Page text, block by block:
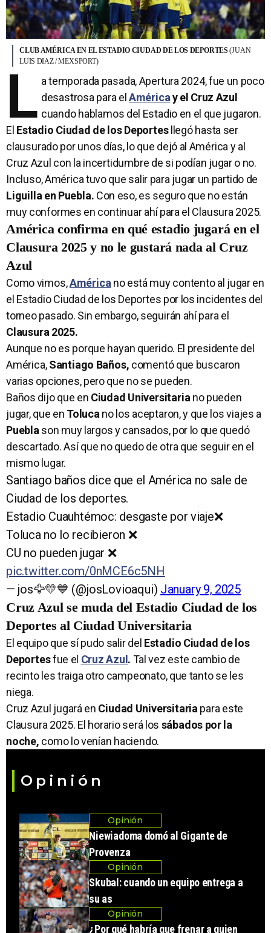
CLUB AMÉRICA EN EL ESTADIO CIUDAD DE LOS DEPORTES(JUAN
LUIS DIAZ / MEXSPORT)
L a temporada pasada, Apertura 2024, fue un poco
desastrosa para el Américay el Cruz Azul
cuando hablamos del Estadio en el que jugaron.
El Estadio Ciudad de los Deportes llegó hasta ser
clausurado por unos días, lo que dejó al América y al
Cruz Azul con la incertidumbre de si podían jugar o no.
Incluso, América tuvo que salir para jugar un partido de
Liguilla en Puebla. Con eso, es seguro que no están
muy conformes en continuar ahí para el Clausura 2025.
América confirma en qué estadio jugará en el
Clausura 2025 y no le gustará nada al Cruz
Azul
Como vimos,Américano está muy contento al jugar en
el Estadio Ciudad de los Deportes por los incidentes del
torneo pasado. Sin embargo, seguirán ahí para el
Clausura 2025.
Aunque no es porque hayan querido. El presidente del
América,Santiago Baños, comentó que buscaron
varias opciones, pero que no se pueden.
Baños dijo que en Ciudad Universitariano pueden
jugar, que en Tolucano los aceptaron, y que los viajes a
Pueblason muy largos y cansados, por lo que quedó
descartado. Así que no quedo de otra que seguir en el
mismo lugar.
Santiago baños dice que el América no sale de
Ciudad de los deportes.
Estadio Cuauhtémoc: desgaste por viaje❌
Toluca no lo recibieron ❌
CU no pueden jugar ❌
pic.twitter.com/0nMCE6c5NH
— jos🦅💛💙 (@josLovioaqui) January 9, 2025
Cruz Azul se muda del Estadio Ciudad de los
Deportes al Ciudad Universitaria
El equipo que sí pudo salir del Estadio Ciudad de los
Deportesfue el Cruz Azul . Tal vez este cambio de
recinto les traiga otro campeonato, que tanto se les
niega.
Cruz Azul jugará en Ciudad Universitariapara este
Clausura 2025. El horario será los sábados por la
noche, como lo venían haciendo.
Opinión
Opinión
Niewiadoma domó al Gigante de
Provenza
Opinión
Skubal: cuando un equipo entrega a
su as
Opinión
¿Por qué habría que frenar a quien